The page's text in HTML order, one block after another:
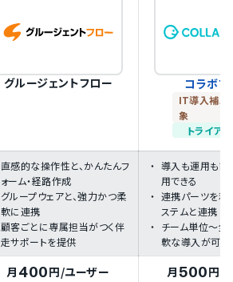
グルージェントフロー コラボフ
IT導入補助
象
トライア
直感的な操作性と、かんたんフ
ォーム・経路作成
グループウェアと、強力かつ柔
軟に連携
顧客ごとに専属担当がつく伴
走サポートを提供
導入も運用も簡
用できる
連携パーツを利
ステムと連携
チーム単位～全
軟な導入が可能
月 400円/ユーザー 月500円